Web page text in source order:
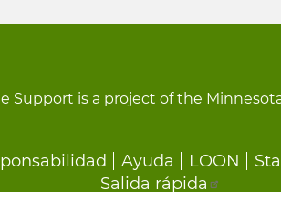
Support is a project of the
Ayuda LOON
Salida rápida